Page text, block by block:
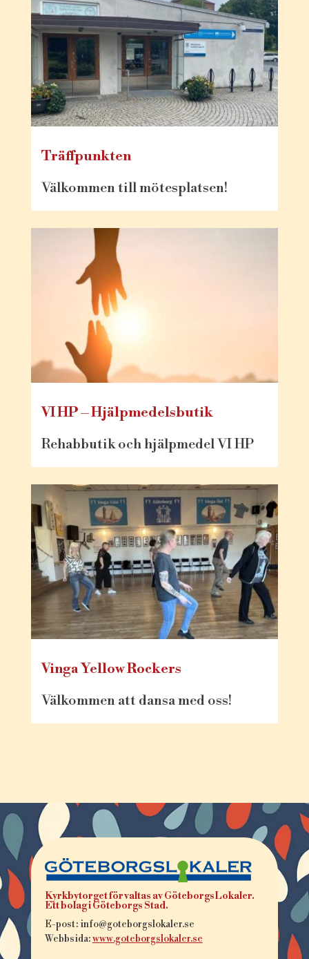
Träffpunkten
Välkommen till mötesplatsen!
VI HP – Hjälpmedelsbutik
Rehabbutik och hjälpmedel VI HP
Vinga Yellow Rockers
Välkommen att dansa med oss!
Kyrkbytorget förvaltas av GöteborgsLokaler.
Ett bolag i Göteborgs Stad.
E-post: info@goteborgslokaler.se
Webbsida:www.goteborgslokaler.se